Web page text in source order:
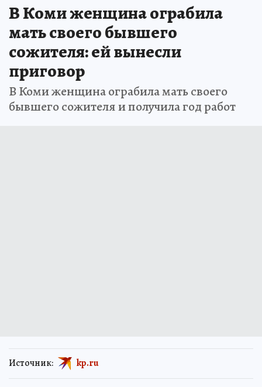
В Коми женщина ограбила
мать своего бывшего
сожителя: ей вынесли
приговор
В Коми женщина ограбила мать своего
бывшего сожителя и получила год работ
Источник: kp.ru